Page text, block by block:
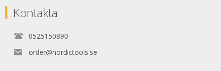
Kontakta
0525150890
order@nordictools.se